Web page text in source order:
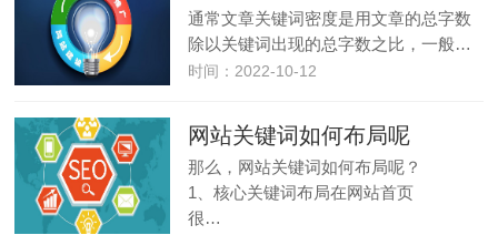
通常文章关键词密度是用文章的总字数
除以关键词出现的总字数之比，一般…
时间：2022-10-12
网站关键词如何布局呢
那么，网站关键词如何布局呢？
1、核心关键词布局在网站首页
很…